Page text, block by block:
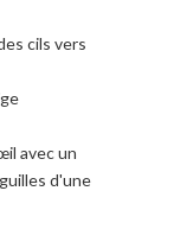
cils vers
avec un
d'une